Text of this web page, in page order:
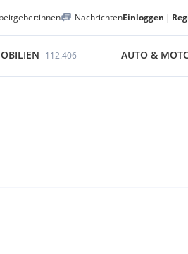
NachrichtenEinloggen |
112.406 AUTO &